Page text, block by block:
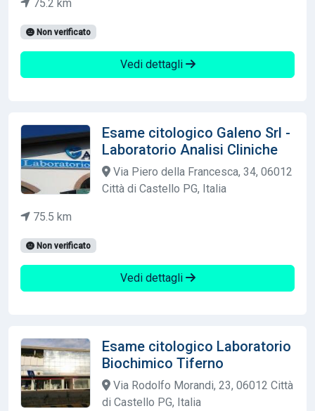
75.2 km
Non verificato
Vedi dettagli
Esame citologico Galeno Srl -
Laboratorio Analisi Cliniche
Via Piero della Francesca, 34, 06012
Città di Castello PG, Italia
75.5 km
Non verificato
Vedi dettagli
Esame citologico Laboratorio
Biochimico Tiferno
Via Rodolfo Morandi, 23, 06012 Città
di Castello PG, Italia